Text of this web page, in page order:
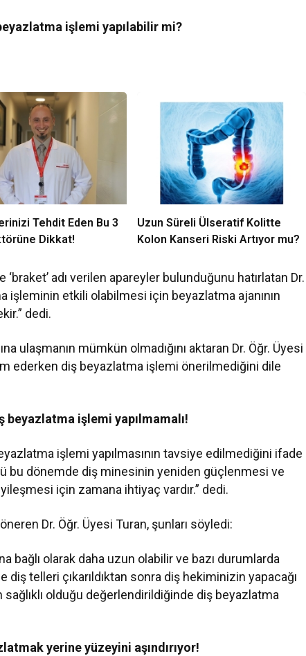
işlemi yapılabilir mi?
Tehdit Eden Bu 3
Dikkat!
Uzun Süreli Ülseratif Kolitte
Kolon Kanseri Riski Artıyor mu?
adı verilen apareyler bulunduğunu hatırlatan Dr.
işleminin etkili olabilmesi için beyazlatma ajanının
dedi.
ulaşmanın mümkün olmadığını aktaran Dr. Öğr. Üyesi
ederken diş beyazlatma işlemi önerilmediğini dile
beyazlatma işlemi yapılmamalı!
işlemi yapılmasının tavsiye edilmediğini ifade
bu dönemde diş minesinin yeniden güçlenmesi ve
için zamana ihtiyaç vardır.” dedi.
Dr. Öğr. Üyesi Turan, şunları söyledi:
bağlı olarak daha uzun olabilir ve bazı durumlarda
diş telleri çıkarıldıktan sonra diş hekiminizin yapacağı
sağlıklı olduğu değerlendirildiğinde diş beyazlatma
yerine yüzeyini aşındırıyor!